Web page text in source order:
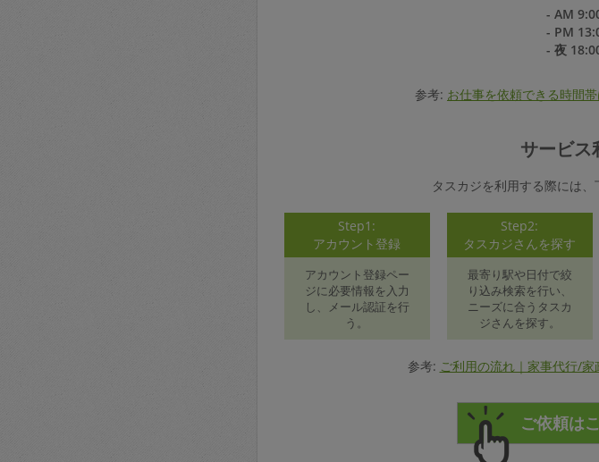
- AM
- PM
- 夜
参考: お仕事を依頼できる時間
サービス
タスカジを利用する際には、
Step1:
アカウント登録
アカウント登録ペー
ジに必要情報を入力
し、メール認証を行
う。
Step2:
タスカジさんを探す
最寄り駅や日付で絞
り込み検索を行い、
ニーズに合うタスカ
ジさんを探す。
参考: ご利用の流れ｜家事代行/家